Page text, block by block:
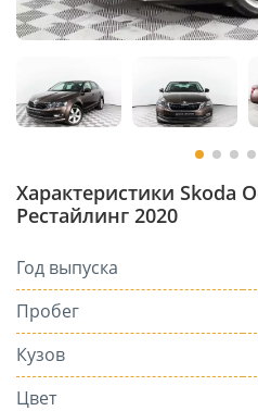
Характеристики Skoda
Рестайлинг 2020
Год выпуска
Пробег
Кузов
Цвет